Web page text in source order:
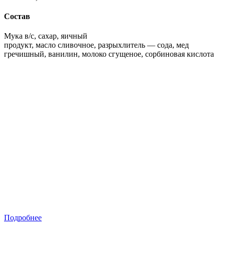
Состав
Мука в/с, сахар, яичный
продукт, масло сливочное, разрыхлитель — сода, мед
гречишный, ванилин, молоко сгущеное, сорбиновая кислота
Подробнее